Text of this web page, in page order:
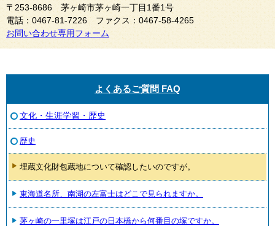
〒253-8686 茅ヶ崎市茅ヶ崎一丁目1番1号
電話：0467-81-7226 ファクス：0467-58-4265
お問い合わせ専用フォーム
よくあるご質問 FAQ
文化・生涯学習・歴史
歴史
埋蔵文化財包蔵地について確認したいのですが。
東海道名所、南湖の左富士はどこで見られますか。
茅ヶ崎の一里塚は江戸の日本橋から何番目の塚ですか。